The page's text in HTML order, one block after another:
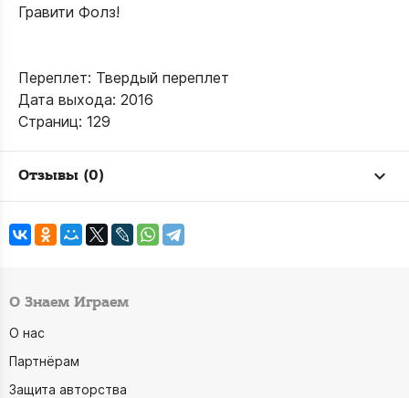
Гравити Фолз!
Переплет: Твердый переплет
Дата выхода: 2016
Страниц: 129
Отзывы (0)
О Знаем Играем
О нас
Партнёрам
Защита авторства